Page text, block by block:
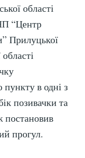
області
“Центр
Прилуцької
в одні з
позивачки та
постановив
прогул.